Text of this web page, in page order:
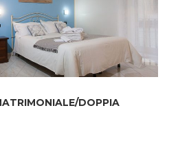
DOPPIA